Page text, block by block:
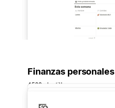
Finanzas personales
4588 plantillas